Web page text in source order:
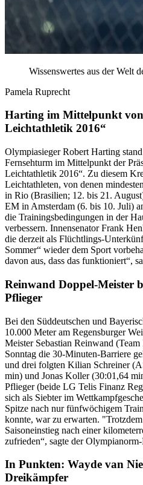
Wissenswertes aus der Welt
Pamela Ruprecht
Harting im Mittelpunkt
Leichtathletik 2016“
Olympiasieger Robert Harting
Fernsehturm im Mittelpunkt der
Leichtathletik 2016“. Zu diesem
Leichtathleten, von denen
in Rio (Brasilien; 12. bis 21.
EM in Amsterdam (6. bis 10. Juli)
die Trainingsbedingungen in der
verbessern. Innensenator Frank
die derzeit als Flüchtlings-
Sommer“ wieder dem Sport
davon aus, dass das funktioniert“,
Reinwand Doppel-Meister
Pflieger
Bei den Süddeutschen und
10.000 Meter am Regensburger
Meister Sebastian Reinwand
Sonntag die 30-Minuten-Barriere
und drei folgten Kilian Schreiner
min) und Jonas Koller (30:01,64
Pflieger (beide LG Telis Finanz
sich als Siebter im
Spitze nach nur fünfwöchigem
konnte, war zu erwarten.
Saisoneinstieg nach einer
zufrieden“, sagte der
In Punkten: Wayde van
Dreikämpfer